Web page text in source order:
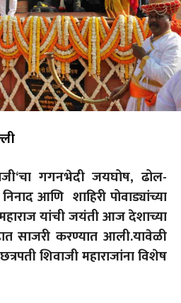
‘चा गगनभेदी जयघोष,ढोल-
आणि शाहिरी पोवाड्यांच्या
यांची जयंती आज देशाच्या
साजरी करण्यात आली.यावेळी
शिवाजी महाराजांना विशेष